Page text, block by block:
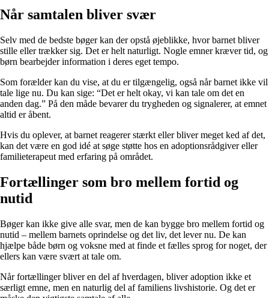
Når samtalen bliver svær
Selv med de bedste bøger kan der opstå øjeblikke, hvor barnet bliver
stille eller trækker sig. Det er helt naturligt. Nogle emner kræver tid, og
børn bearbejder information i deres eget tempo.
Som forælder kan du vise, at du er tilgængelig, også når barnet ikke vil
tale lige nu. Du kan sige: “Det er helt okay, vi kan tale om det en
anden dag.” På den måde bevarer du trygheden og signalerer, at emnet
altid er åbent.
Hvis du oplever, at barnet reagerer stærkt eller bliver meget ked af det,
kan det være en god idé at søge støtte hos en adoptionsrådgiver eller
familieterapeut med erfaring på området.
Fortællinger som bro mellem fortid og
nutid
Bøger kan ikke give alle svar, men de kan bygge bro mellem fortid og
nutid – mellem barnets oprindelse og det liv, det lever nu. De kan
hjælpe både børn og voksne med at finde et fælles sprog for noget, der
ellers kan være svært at tale om.
Når fortællinger bliver en del af hverdagen, bliver adoption ikke et
særligt emne, men en naturlig del af familiens livshistorie. Og det er